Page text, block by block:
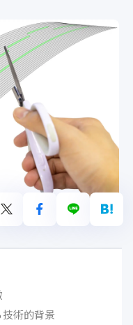
術的背景